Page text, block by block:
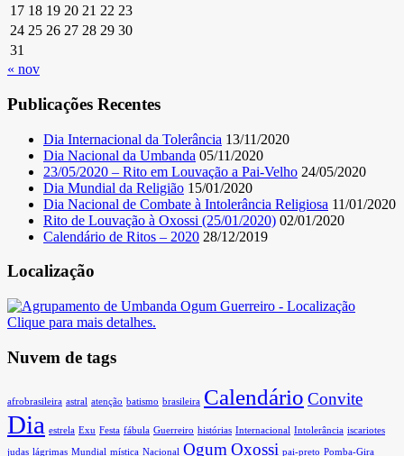
17 18 19 20 21 22 23
24 25 26 27 28 29 30
31
« nov
Publicações Recentes
Dia Internacional da Tolerância 13/11/2020
Dia Nacional da Umbanda 05/11/2020
23/05/2020 – Rito em Louvação a Pai-Velho 24/05/2020
Dia Mundial da Religião 15/01/2020
Dia Nacional de Combate à Intolerância Religiosa 11/01/2020
Rito de Louvação à Oxossi (25/01/2020) 02/01/2020
Calendário de Ritos – 2020 28/12/2019
Localização
Clique para mais detalhes.
Nuvem de tags
afrobrasileira astral atenção batismo brasileira Calendário Convite
Dia estrela Exu Festa fábula Guerreiro histórias Internacional Intolerância iscariotes
judas lágrimas Mundial mística Nacional Ogum Oxossi pai-preto Pomba-Gira